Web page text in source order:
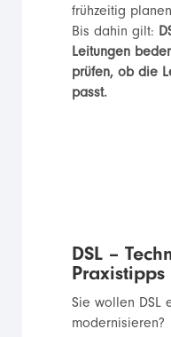
frühzeitig
Bis dahin gilt:
Leitungen
prüfen, ob die
passt.
DSL –
Praxistipps
Sie wollen DSL
modernisieren?